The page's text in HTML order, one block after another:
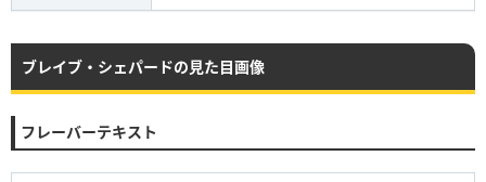
ブレイブ・シェパードの見た目画像
フレーバーテキスト